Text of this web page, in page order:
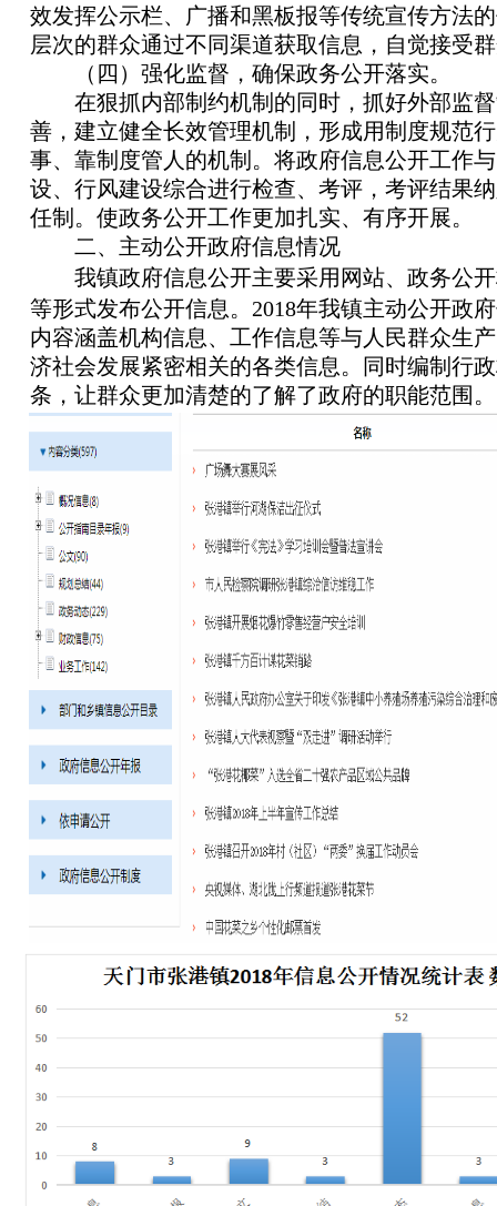
效发挥公示栏、广播和黑板报等传统宣传方法
层次的群众通过不同渠道获取信息，自觉接受
（四）强化监督，确保政务公开落实。
在狠抓内部制约机制的同时，抓好外部监督
善，建立健全长效管理机制，形成用制度规范
事、靠制度管人的机制。将政府信息公开工作
设、行风建设综合进行检查、考评，考评结果
任制。使政务公开工作更加扎实、有序开展。
二、主动公开政府信息情况
我镇政府信息公开主要采用网站、政务公
等形式发布公开信息。 2018年我镇主动公开政
内容涵盖机构信息、工作信息等与人民群众生
济社会发展紧密相关的各类信息。
同时编制行
条，让群众更加清楚的了解了政府的职能范围。